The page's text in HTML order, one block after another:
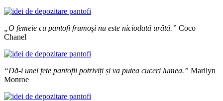
„O femeie cu pantofi frumoși nu este niciodată urâtă.” Coco
Chanel
“Dă-i unei fete pantofii potriviți și va putea cuceri lumea.” Marilyn
Monroe